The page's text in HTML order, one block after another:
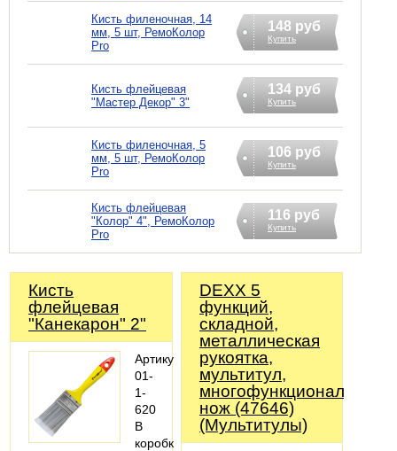
Кисть филеночная, 14
мм, 5 шт, РемоКолор
Pro
148 руб
Купить
Кисть флейцевая
"Мастер Декор" 3"
134 руб
Купить
Кисть филеночная, 5
мм, 5 шт, РемоКолор
Pro
106 руб
Купить
Кисть флейцевая
"Колор" 4", РемоКолор
Pro
116 руб
Купить
Кисть
флейцевая
"Канекарон" 2"
Артикул:
01-
1-
620
В
коробке:
DEXX 5
функций,
складной,
металлическая
рукоятка,
мультитул,
многофункциональный
нож (47646)
(Мультитулы)